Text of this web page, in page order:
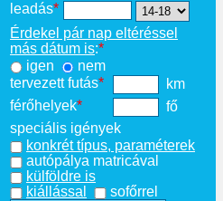
leadás*
Érdekel pár nap eltéréssel
más dátum is:*
igen
nem
tervezett futás*
km
férőhelyek*
fő
speciális igények
konkrét típus, paraméterek
autópálya matricával
külföldre is
kiállással
sofőrrel